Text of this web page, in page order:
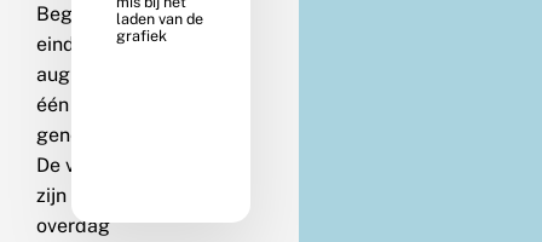
Begin juni-
eind
augustus in
één
generatie.
De vlinders
zijn
overdag